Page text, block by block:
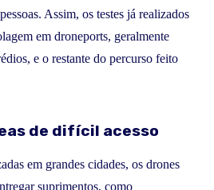
Assim, os testes já realizados
em droneports, geralmente
e o restante do percurso feito
de difícil acesso
em grandes cidades, os drones
suprimentos, como